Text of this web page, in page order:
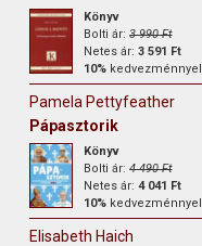
Könyv
Bolti ár:3 990 Ft
Netes ár:3 591 Ft
10% kedvezménnyel
Pamela Pettyfeather
Pápasztorik
Könyv
Bolti ár:4 490 Ft
Netes ár:4 041 Ft
10% kedvezménnyel
Elisabeth Haich